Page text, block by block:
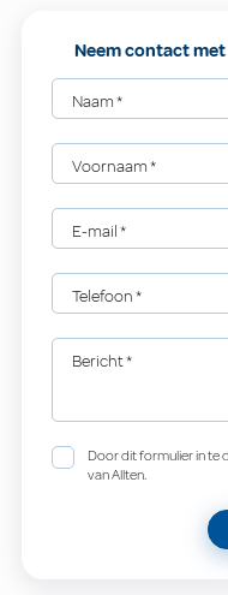
Neem contact
Naam*
Voornaam*
E-mail*
Telefoon*
Bericht*
Door dit formulier in te
van Allten.